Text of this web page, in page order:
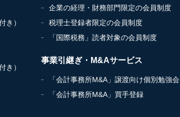
き）
き）
企業の経理・財務部門限定の会員制度
税理士登録者限定の会員制度
「国際税務」読者対象の会員制度
事業引継ぎ・M&Aサービス
「会計事務所M&A」譲渡向け個別勉強会
「会計事務所M&A」買手登録